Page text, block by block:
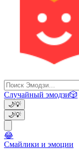
Случайный эмодзи🎲
🌙💡
🌙💡
😂
Смайлики и эмоции